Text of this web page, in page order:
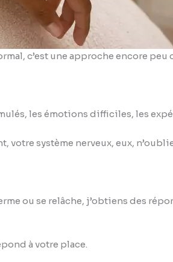
c’est une approche encore
les émotions difficiles, les
votre système nerveux, eux,
ou se relâche, j’obtiens des
à votre place.